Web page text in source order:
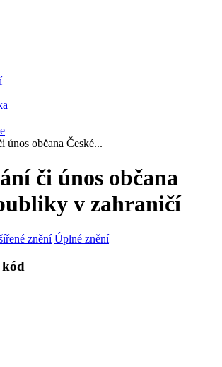
únos občana České...
či únos občana
v zahraničí
znění Úplné znění